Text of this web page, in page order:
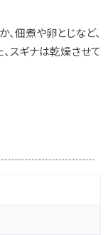
、佃煮や卵とじなど、
スギナは乾燥させて